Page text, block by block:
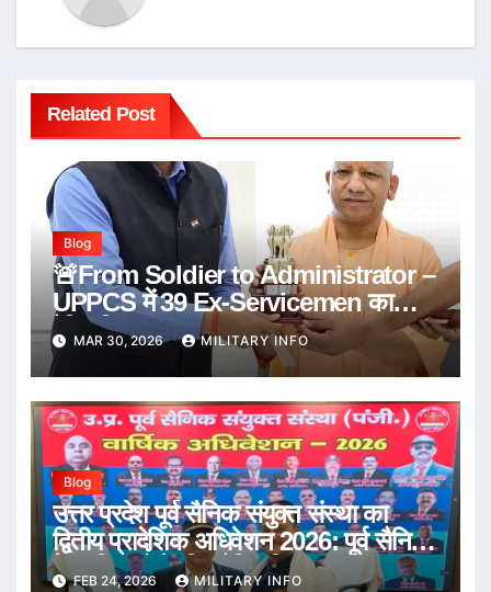
Related Post
Blog
🚨From Soldier to Administrator –
UPPCS में 39 Ex-Servicemen का
ऐतिहासिक चयन – Second Career
Success Story 🇮🇳
MAR 30, 2026 MILITARY INFO
Blog
उत्तर प्रदेश पूर्व सैनिक संयुक्त संस्था का
द्वितीय प्रादेशिक अधिवेशन 2026: पूर्व सैनिकों
के अधिकारों के लिए ऐतिहासिक संकल्प
FEB 24, 2026 MILITARY INFO